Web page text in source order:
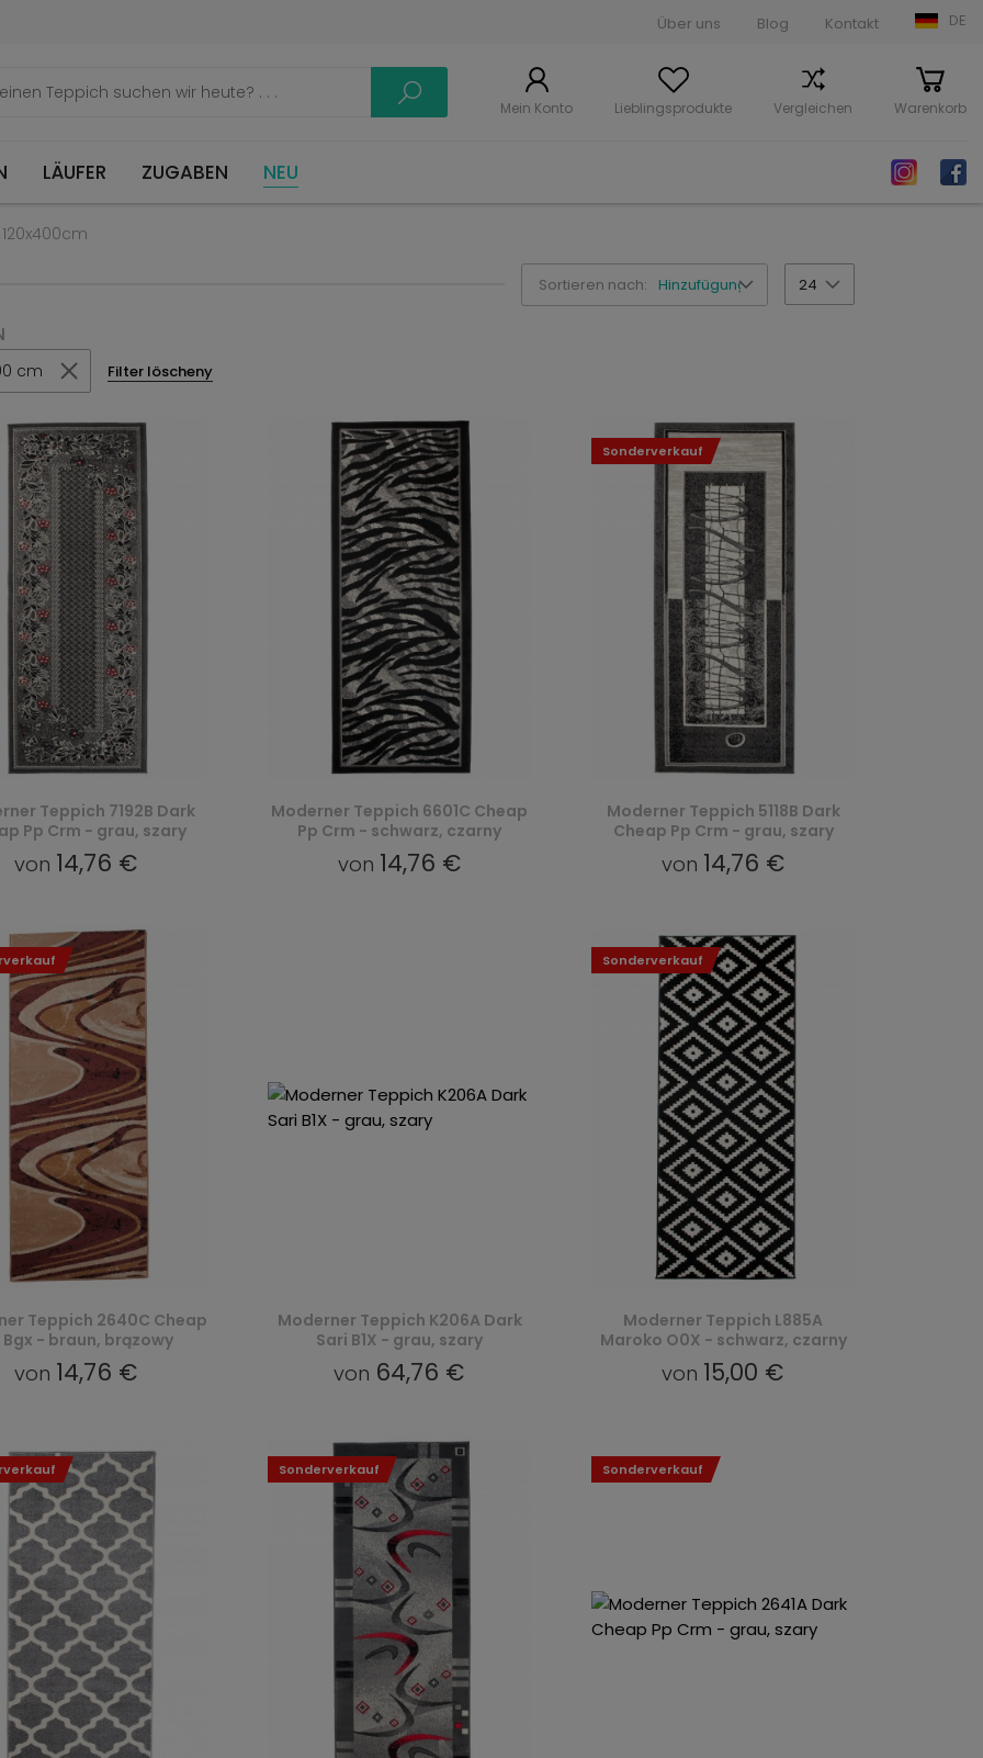
Über uns Blog Kontakt DE
Mein Konto Lieblingsprodukte Vergleichen Warenkorb
LÄUFER ZUGABEN NEU
Sortieren nach: Hinzufügungsdatum24
cm Filter löscheny
Teppich 7192B Dark
Pp Crm - grau, szary
von 14,76 €
Moderner Teppich 6601C Cheap
Pp Crm - schwarz, czarny
von 14,76 €
Moderner Teppich 5118B Dark
Cheap Pp Crm - grau, szary
von 14,76 €
Sonderverkauf
Teppich 2640C Cheap
Bgx - braun, brązowy
von 14,76 €
Moderner Teppich K206A Dark
Sari B1X - grau, szary
von 64,76 €
Moderner Teppich L885A
Maroko O0X - schwarz, czarny
von 15,00 €
Sonderverkauf
Sonderverkauf Sonderverkauf